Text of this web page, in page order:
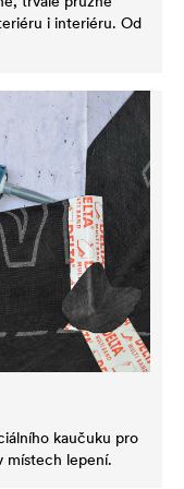
i interiéru. Od
kaučuku pro
místech lepení.